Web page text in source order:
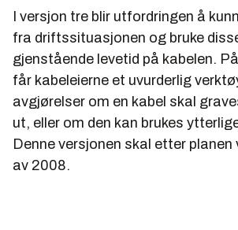
I versjon tre blir utfordringen å
fra driftssituasjonen og bruke
gjenstående levetid på kabelen.
får kabeleierne et uvurderlig
avgjørelser om en kabel skal
ut, eller om den kan brukes
Denne versjonen skal etter
av 2008.